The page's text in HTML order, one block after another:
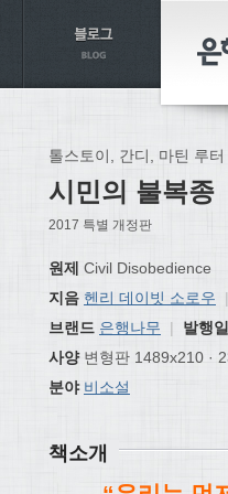
톨스토이, 간디, 마틴 루
시민의 불복종
2017 특별 개정판
원제 Civil Disobedience
지음 헨리 데이빗 소로우 |
브랜드 은행나무 | 발행일
사양변형판 1489x210 ·
분야 비소설
책소개